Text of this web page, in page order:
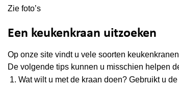
Zie foto’s
Een keukenkraan uitzoeken
Op onze site vindt u vele soorten
De volgende tips kunnen u misschien helpen
Wat wilt u met de kraan doen? Gebruikt u